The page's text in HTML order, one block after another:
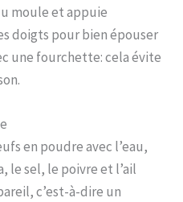
moule et appuie
doigts pour bien épouser
une fourchette: cela évite
en poudre avec l’eau,
le sel, le poivre et l’ail
c’est-à-dire un